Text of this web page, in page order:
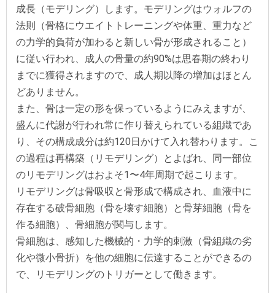
成長（モデリング）します。モデリングはウォルフの
法則（骨格にウエイトトレーニングや体重、重力など
の力学的負荷が加わると新しい骨が形成されること）
に従い行われ、成人の骨量の約90%は思春期の終わり
までに獲得されますので、成人期以降の増加はほとん
どありません。
また、骨は一定の形を保っているようにみえますが、
盛んに代謝が行われ常に作り替えられている組織であ
り、その構成成分は約120日かけて入れ替わります。こ
の過程は再構築（リモデリング）とよばれ、同一部位
のリモデリングはおよそ1〜4年周期で起こります。
リモデリングは骨吸収と骨形成で構成され、血液中に
存在する破骨細胞（骨を壊す細胞）と骨芽細胞（骨を
作る細胞）、骨細胞が関与します。
骨細胞は、感知した機械的・力学的刺激（骨組織の劣
化や微小骨折）を他の細胞に伝達することができるの
で、リモデリングのトリガーとして働きます。